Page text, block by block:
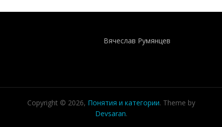
Вячеслав Румянцев
Copyright © 2026, Понятия и категории. Theme by
Devsaran.